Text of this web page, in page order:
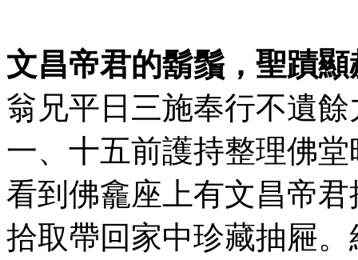
文昌帝君的鬍鬚，聖蹟顯
翁兄平日三施奉行不遺
一、十五前護持整理佛
看到佛龕座上有文昌帝
拾取帶回家中珍藏抽屜